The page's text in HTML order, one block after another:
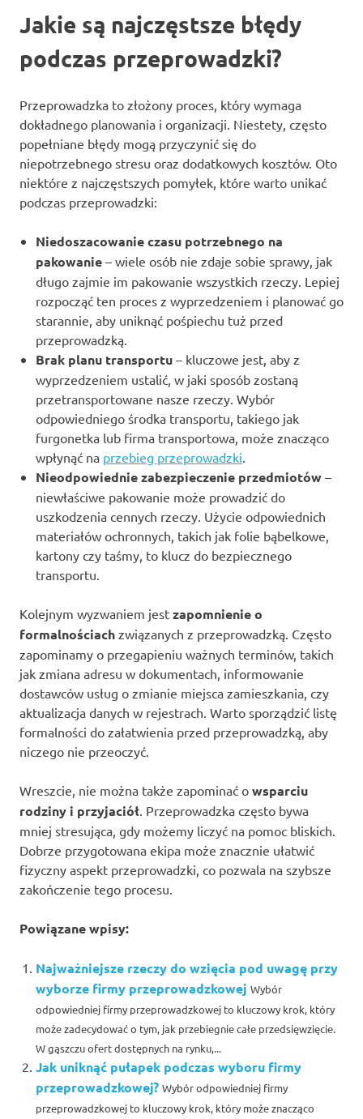
Jakie są najczęstsze błędy
podczas przeprowadzki?
Przeprowadzka to złożony proces, który wymaga
dokładnego planowania i organizacji. Niestety, często
popełniane błędy mogą przyczynić się do
niepotrzebnego stresu oraz dodatkowych kosztów. Oto
niektóre z najczęstszych pomyłek, które warto unikać
podczas przeprowadzki:
Niedoszacowanie czasu potrzebnego na
pakowanie – wiele osób nie zdaje sobie sprawy, jak
długo zajmie im pakowanie wszystkich rzeczy. Lepiej
rozpocząć ten proces z wyprzedzeniem i planować go
starannie, aby uniknąć pośpiechu tuż przed
przeprowadzką.
Brak planu transportu – kluczowe jest, aby z
wyprzedzeniem ustalić, w jaki sposób zostaną
przetransportowane nasze rzeczy. Wybór
odpowiedniego środka transportu, takiego jak
furgonetka lub firma transportowa, może znacząco
wpłynąć na przebieg przeprowadzki
Nieodpowiednie zabezpieczenie przedmiotów –
niewłaściwe pakowanie może prowadzić do
uszkodzenia cennych rzeczy. Użycie odpowiednich
materiałów ochronnych, takich jak folie bąbelkowe,
kartony czy taśmy, to klucz do bezpiecznego
transportu.
Kolejnym wyzwaniem jest zapomnienie o
formalnościach związanych z przeprowadzką. Często
zapominamy o przegapieniu ważnych terminów, takich
jak zmiana adresu w dokumentach, informowanie
dostawców usług o zmianie miejsca zamieszkania, czy
aktualizacja danych w rejestrach. Warto sporządzić listę
formalności do załatwienia przed przeprowadzką, aby
niczego nie przeoczyć.
Wreszcie, nie można także zapominać o wsparciu
rodziny i przyjaciół . Przeprowadzka często bywa
mniej stresująca, gdy możemy liczyć na pomoc bliskich.
Dobrze przygotowana ekipa może znacznie ułatwić
fizyczny aspekt przeprowadzki, co pozwala na szybsze
zakończenie tego procesu.
Powiązane wpisy:
Najważniejsze rzeczy do wzięcia pod uwagę przy
wyborze firmy przeprowadzkowej Wybór
odpowiedniej firmy przeprowadzkowej to kluczowy krok, który
może zadecydować o tym, jak przebiegnie całe przedsięwzięcie.
W gąszczu ofert dostępnych na rynku,...
Jak uniknąć pułapek podczas wyboru firmy
przeprowadzkowej? Wybór odpowiedniej firmy
przeprowadzkowej to kluczowy krok, który może znacząco